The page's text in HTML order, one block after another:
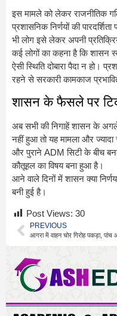
इस मामले को लेकर राजनीतिक
प्रशासनिक निर्णयों की
भी लोग इसे लेकर अपनी
कई लोगों का कहना है कि शासन
ऐसी स्थिति दोबारा पैदा न
रहने से सरकारी कामकाज
शासन के फैसले पर
अब सभी की निगाहें शासन के
नहीं हुआ तो यह मामला और
और पुराने ADM सिटी के बीच
कौतूहल का विषय बना हुआ है।
आने वाले दिनों में शासन क्या
बनी हुई है।
Post Views: 30
PREVIOUS